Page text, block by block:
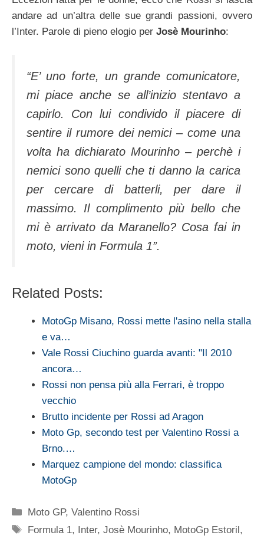
andare ad un’altra delle sue grandi passioni, ovvero
l’Inter. Parole di pieno elogio per Josè Mourinho:
“E’ uno forte, un grande comunicatore,
mi piace anche se all’inizio stentavo a
capirlo. Con lui condivido il piacere di
sentire il rumore dei nemici – come una
volta ha dichiarato Mourinho – perchè i
nemici sono quelli che ti danno la carica
per cercare di batterli, per dare il
massimo. Il complimento più bello che
mi è arrivato da Maranello? Cosa fai in
moto, vieni in Formula 1”.
Related Posts:
MotoGp Misano, Rossi mette l'asino nella stalla
e va…
Vale Rossi Ciuchino guarda avanti: "Il 2010
ancora…
Rossi non pensa più alla Ferrari, è troppo
vecchio
Brutto incidente per Rossi ad Aragon
Moto Gp, secondo test per Valentino Rossi a
Brno.…
Marquez campione del mondo: classifica
MotoGp
Categorie
Moto GP,Valentino Rossi
Tag
Formula 1, Inter,Josè Mourinho, MotoGp Estoril,